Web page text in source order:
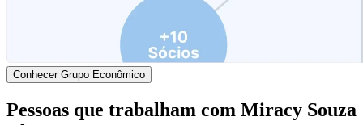
Conhecer Grupo Econômico
Pessoas que trabalham com Miracy Souza